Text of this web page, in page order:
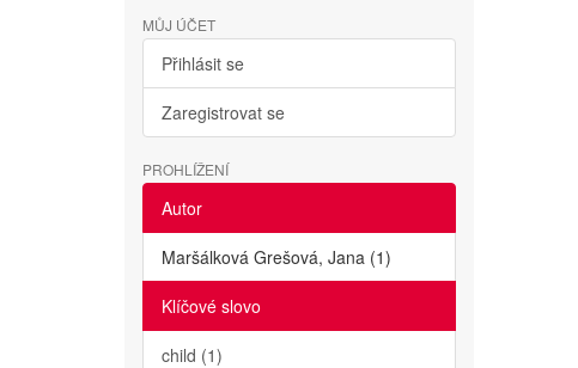
MŮJ ÚČET
Přihlásit se
Zaregistrovat se
PROHLÍŽENÍ
Autor
Maršálková Grešová, Jana (1)
Klíčové slovo
child (1)